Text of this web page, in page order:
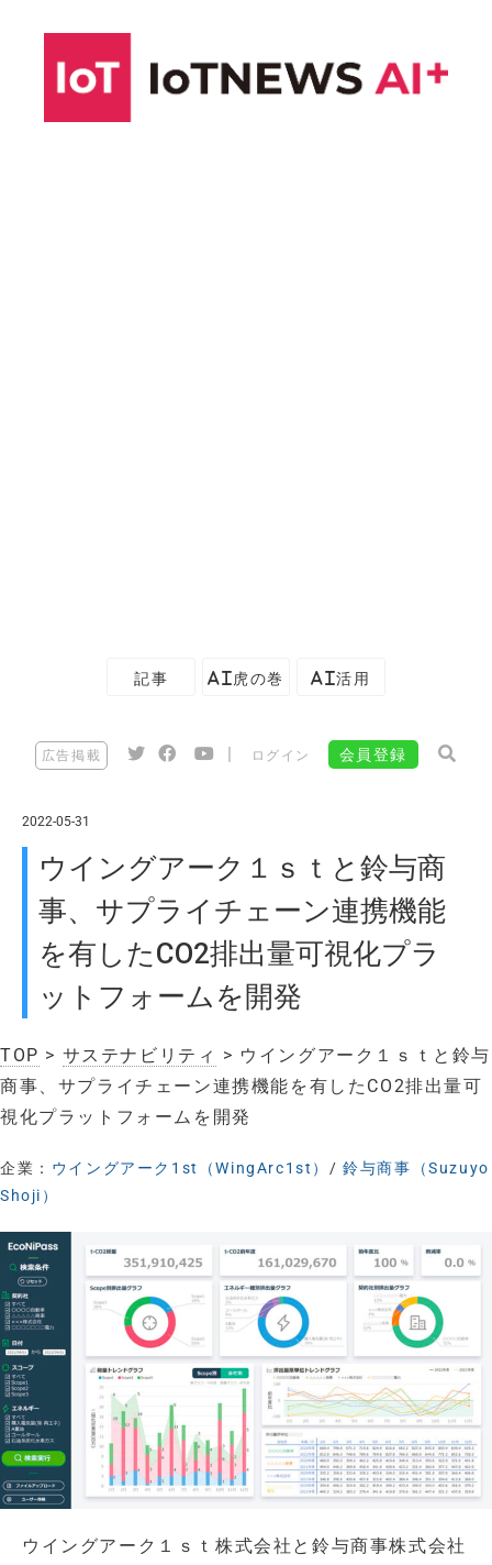
記事 AI虎の巻 AI活用
広告掲載 ログイン 会員登録
2022-05-31
ウイングアーク１ｓｔと鈴与商
事、サプライチェーン連携機能
を有したCO2排出量可視化プラ
ットフォームを開発
TOP > サステナビリティ > ウイングアーク１ｓｔと鈴与
商事、サプライチェーン連携機能を有したCO2排出量可
視化プラットフォームを開発
企業： ウイングアーク1st（WingArc1st）/鈴与商事（Suzuyo
Shoji）
ウイングアーク１ｓｔ株式会社と鈴与商事株式会社